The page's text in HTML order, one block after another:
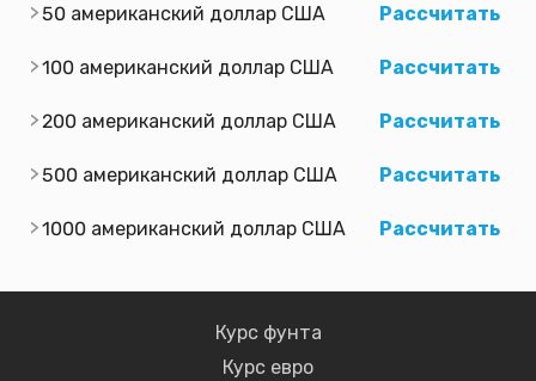
50 американский доллар США Рассчитать
100 американский доллар США Рассчитать
200 американский доллар США Рассчитать
500 американский доллар США Рассчитать
1000 американский доллар США Рассчитать
Курс фунта
Курс евро